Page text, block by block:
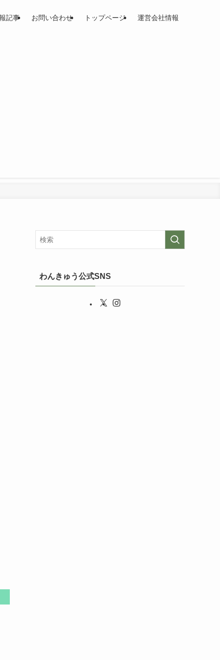
記事 お問い合わせ トップページ 運営会社情報
わんきゅう公式SNS